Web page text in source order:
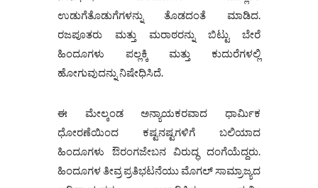
ಉಡುಗೆತೊಡುಗೆಗಳನ್ನು ತೊಡದಂತೆ ಮಾಡಿದ.
ರಜಪೂತರು ಮತ್ತು ಮರಾಠರನ್ನು ಬಿಟ್ಟು ಬೇರೆ
ಹಿಂದೂಗಳು ಪಲ್ಲಕ್ಕಿ ಮತ್ತು ಕುದುರೆಗಳಲ್ಲಿ
ಹೋಗುವುದನ್ನು ನಿಷೇಧಿಸಿದೆ.
ಈ ಮೇಲ್ಕಂಡ ಅನ್ಯಾಯಕರವಾದ ಧಾರ್ಮಿಕ
ಧೋರಣೆಯಿಂದ ಕಷ್ಟನಷ್ಟಗಳಿಗೆ ಬಲಿಯಾದ
ಹಿಂದೂಗಳು ಔರಂಗಜೇಬನ ವಿರುದ್ಧ ದಂಗೆಯೆದ್ದರು.
ಹಿಂದೂಗಳ ತೀವ್ರ ಪ್ರತಿಭಟನೆಯು ಮೊಗಲ್ ಸಾಮ್ರಾಜ್ಯದ